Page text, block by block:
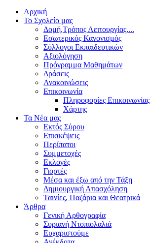
Αρχική
Το Σχολείο μας
Δομή,Τρόπος Λειτουργίας,...
Εσωτερικός Κανονισμός
Σύλλογοι Εκπαιδευτικών
Αξιολόγηση
Πρόγραμμα Μαθημάτων
Δράσεις
Ανακοινώσεις
Επικοινωνία
Πληροφορίες Επικοινωνίας
Χάρτης
Τα Νέα μας
Εκτός Σύρου
Επισκέψεις
Περίπατοι
Συμμετοχές
Εκλογές
Γιορτές
Μέσα και έξω από την Τάξη
Δημιουργική Απασχόληση
Ταινίες, Παζάρια και Θεατρικά
Άρθρα
Γενική Αρθογραφία
Συριανή Ντοπιολαλιά
Ευχαριστούμε